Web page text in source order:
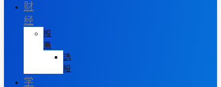
财
经
股
票
选
股
学